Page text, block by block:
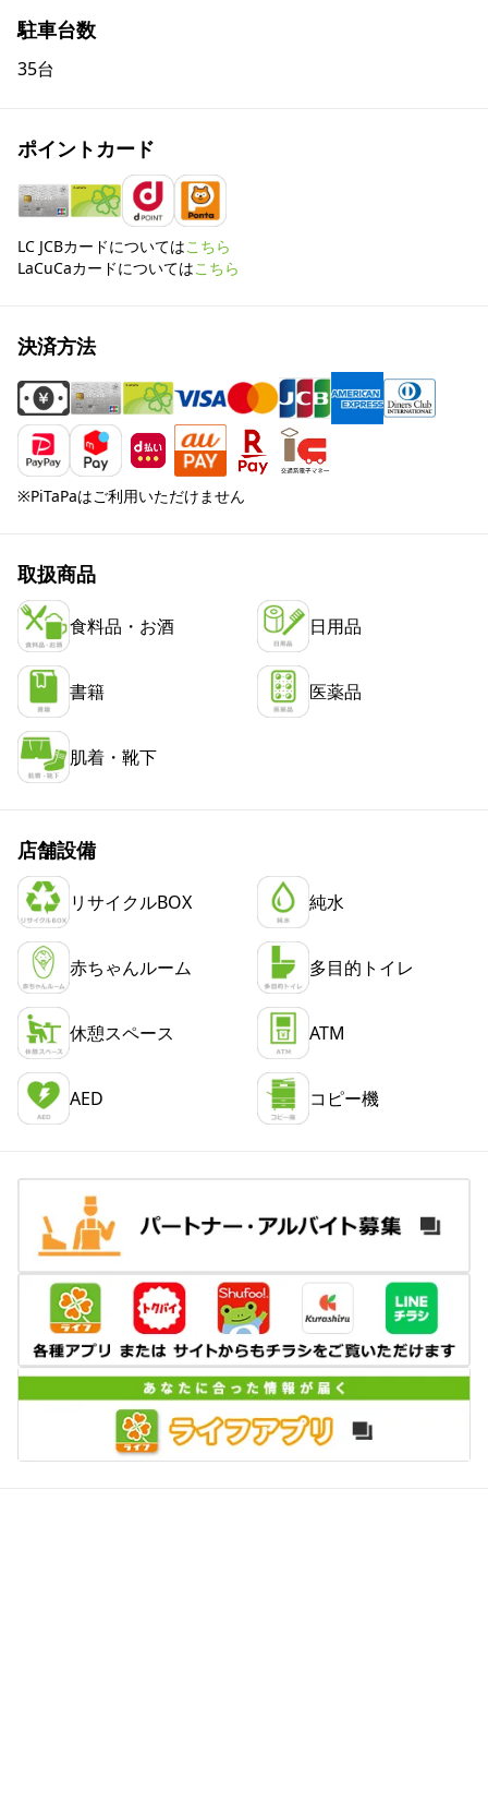
駐車台数
35台
ポイントカード
LC JCBカードについてはこちら
LaCuCaカードについてはこちら
決済方法
※PiTaPaはご利用いただけません
取扱商品
食料品・お酒 日用品
書籍 医薬品
肌着・靴下
店舗設備
リサイクルBOX 純水
赤ちゃんルーム 多目的トイレ
休憩スペース ATM
AED コピー機